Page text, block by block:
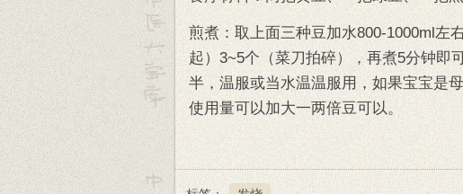
煎煮：取上面三种豆加水800-1000ml左
起）3~5个（菜刀拍碎），再煮5分钟即
半，温服或当水温温服用，如果宝宝是
使用量可以加大一两倍豆可以。